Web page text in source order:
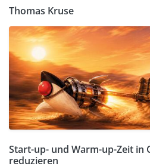
Thomas Kruse
Start-up- und Warm-up-Zeit in
reduzieren